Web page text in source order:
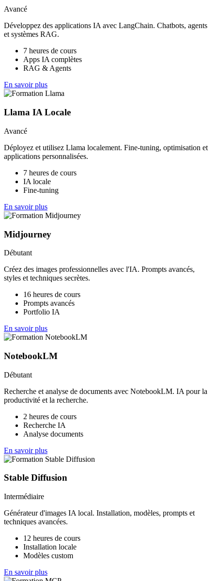
Avancé
Développez des applications IA avec LangChain. Chatbots, agents
et systèmes RAG.
7 heures de cours
Apps IA complètes
RAG & Agents
En savoir plus
Llama IA Locale
Avancé
Déployez et utilisez Llama localement. Fine-tuning, optimisation et
applications personnalisées.
7 heures de cours
IA locale
Fine-tuning
En savoir plus
Midjourney
Débutant
Créez des images professionnelles avec l'IA. Prompts avancés,
styles et techniques secrètes.
16 heures de cours
Prompts avancés
Portfolio IA
En savoir plus
NotebookLM
Débutant
Recherche et analyse de documents avec NotebookLM. IA pour la
productivité et la recherche.
2 heures de cours
Recherche IA
Analyse documents
En savoir plus
Stable Diffusion
Intermédiaire
Générateur d'images IA local. Installation, modèles, prompts et
techniques avancées.
12 heures de cours
Installation locale
Modèles custom
En savoir plus